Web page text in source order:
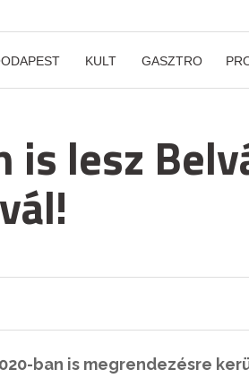
KULT GASZTRO
is lesz
ban is megrendezésre